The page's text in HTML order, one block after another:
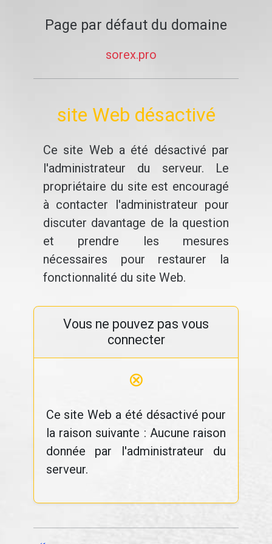
Page par défaut du domaine
sorex.pro
site Web désactivé
Ce site Web a été désactivé par
l'administrateur du serveur. Le
propriétaire du site est encouragé
à contacter l'administrateur pour
discuter davantage de la question
et prendre les mesures
nécessaires pour restaurer la
fonctionnalité du site Web.
Vous ne pouvez pas vous
connecter
⊗
Ce site Web a été désactivé pour
la raison suivante : Aucune raison
donnée par l'administrateur du
serveur.